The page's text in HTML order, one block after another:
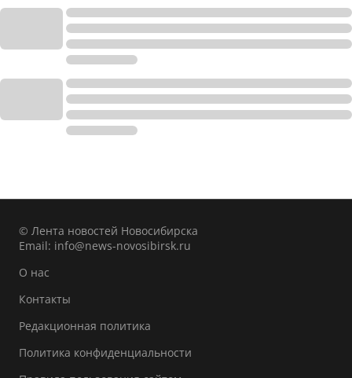
© Лента новостей Новосибирска
Email: info@news-novosibirsk.ru
О нас
Контакты
Редакционная политика
Политика конфиденциальности